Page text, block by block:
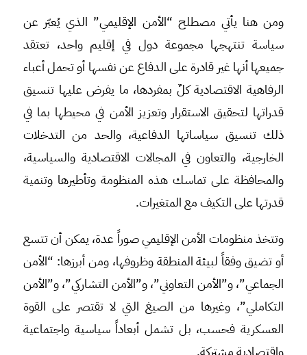
ومن هنا يأتي مصطلح “الأمن الإقليمي” الذي يُعبّر عن
سياسة تنتهجها مجموعة دول في إقليم واحد، تعتقد
جميعها أنها غير قادرة على الدفاع عن نفسها أو تحمل أعباء
الرفاهية الاقتصادية كلٌ بمفردها، ما يفرض عليها تنسيق
قدراتها لتحقيق الاستقرار وتعزيز الأمن في محيطها بما في
ذلك تنسيق سياساتها الدفاعية، والحد من التدخلات
الخارجية، والتعاون في المجالات الاقتصادية والسياسية،
والمحافظة على تماسك هذه المنظومة وتأطيرها وتنمية
قدرتها على التكيف مع المتغيرات.
وتتخذ منظومات الأمن الإقليمي صوراً عدة، يمكن أن تتسع
أو تضيق وفقاً لبيئة المنطقة وظروفها، ومن أبرزها: “الأمن
الجماعي”، و”الأمن التعاوني”، و”الأمن التشاركي”، و”الأمن
التكاملي”، وغيرها من الصيغ التي لا تقتصر على القوة
العسكرية فحسب، بل تشمل أبعاداً سياسية واجتماعية
واقتصادية مشتركة.